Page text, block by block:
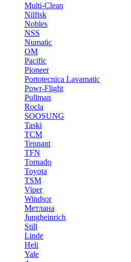
Multi-Clean
Nilfisk
Nobles
NSS
Numatic
OM
Pacific
Pioneer
Portotecnica Lavamatic
Powr-Flight
Pullman
Rocla
SOOSUNG
Taski
TCM
Tennant
TFN
Tornado
Toyota
TSM
Viper
Windsor
Метлана
Jungheinrich
Still
Linde
Heli
Yale